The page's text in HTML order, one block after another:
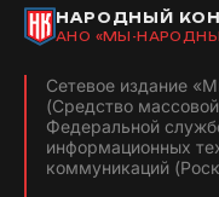
НАРОДНЫЙ
АНО «МЫ-
Сетевое издание
(Средство
Федеральной
информационных
коммуникаций